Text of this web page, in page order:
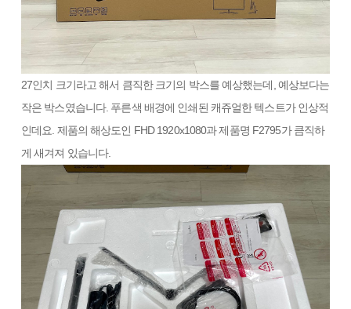
27인치 크기라고 해서 큼직한 크기의 박스를 예상했는데, 예상보다는
작은 박스였습니다. 푸른색 배경에 인쇄된 캐쥬얼한 텍스트가 인상적
인데요. 제품의 해상도인 FHD 1920x1080과 제품명 F2795가 큼직하
게 새겨져 있습니다.